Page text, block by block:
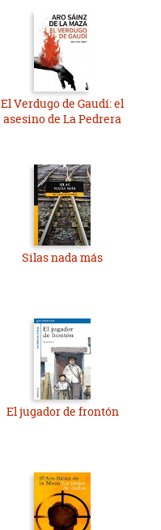
El Verdugo de Gaudí: el
asesino de La Pedrera
Silas nada más
El jugador de frontón